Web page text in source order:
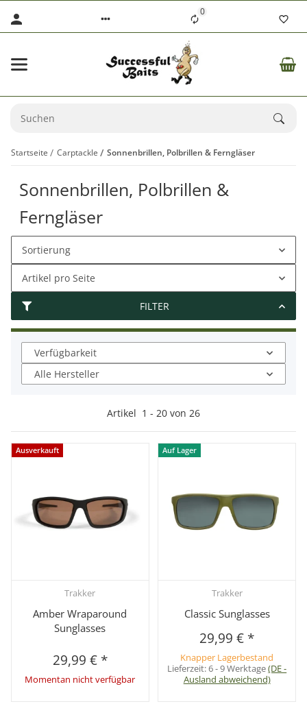
0
Startseite Carptackle Sonnenbrillen, Polbrillen & Ferngläser
Sonnenbrillen, Polbrillen &
Ferngläser
FILTER
Sortierung
Artikel pro Seite
Verfügbarkeit
Alle Hersteller
Artikel 1 - 20 von 26
Ausverkauft
Trakker
Amber Wraparound
Sunglasses
29,99 € *
Momentan nicht verfügbar
Auf Lager
Trakker
Classic Sunglasses
29,99 € *
Knapper Lagerbestand
Lieferzeit:6 - 9 Werktage(DE -
Ausland abweichend)